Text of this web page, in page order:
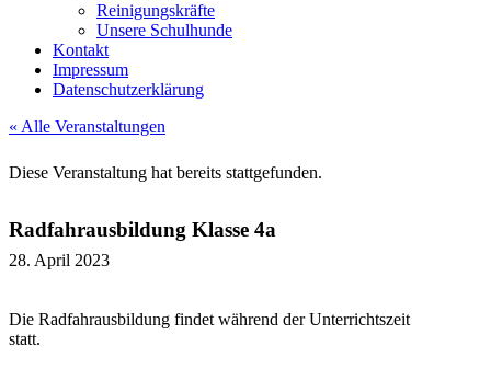
Reinigungskräfte
Unsere Schulhunde
Kontakt
Impressum
Datenschutzerklärung
« Alle Veranstaltungen
Diese Veranstaltung hat bereits stattgefunden.
Radfahrausbildung Klasse 4a
28. April 2023
Die Radfahrausbildung findet während der Unterrichtszeit
statt.